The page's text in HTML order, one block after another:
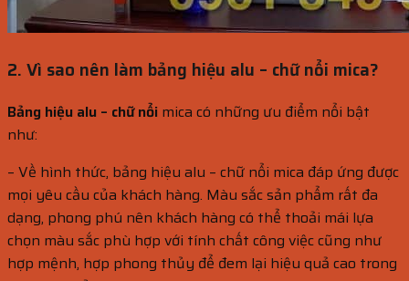
2. Vì sao nên làm bảng hiệu alu – chữ nổi mica?
Bảng hiệu alu – chữ nổi mica có những ưu điểm nổi bật
như:
– Về hình thức, bảng hiệu alu – chữ nổi mica đáp ứng được
mọi yêu cầu của khách hàng. Màu sắc sản phẩm rất đa
dạng, phong phú nên khách hàng có thể thoải mái lựa
chọn màu sắc phù hợp với tính chất công việc cũng như
hợp mệnh, hợp phong thủy để đem lại hiệu quả cao trong